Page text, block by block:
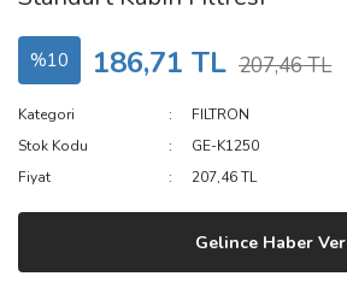
%10 186,71 TL 207,46 TL
Kategori
FILTRON
Stok Kodu
GE-K1250
Fiyat
207,46 TL
Gelince Haber Ver